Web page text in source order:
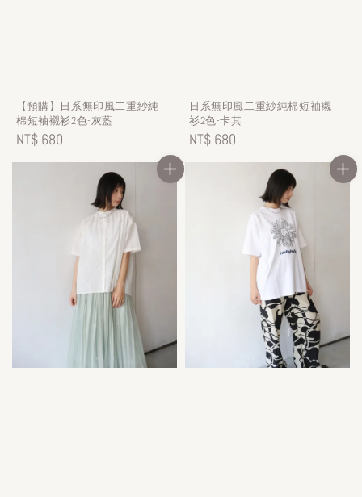
【預購】日系無印風二重紗純
棉短袖襯衫2色-灰藍
Regular
price
NT$ 680
日系無印風二重紗純棉短袖襯
衫2色-卡其
Regular
NT$ 680